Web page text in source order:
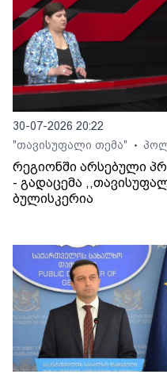
30-07-2026 20:22
"თავისუფალი თემა"
•
რეგიონში არსებული
- გადაცემა
ბულისკერია